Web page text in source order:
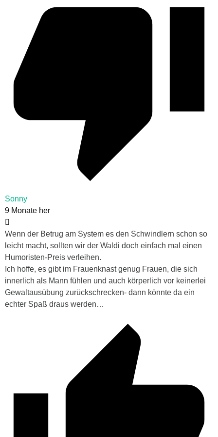
Sonny
9 Monate her
Wenn der Betrug am System es den Schwindlern schon so
leicht macht, sollten wir der Waldi doch einfach mal einen
Humoristen-Preis verleihen.
Ich hoffe, es gibt im Frauenknast genug Frauen, die sich
innerlich als Mann fühlen und auch körperlich vor keinerlei
Gewaltausübung zurückschrecken- dann könnte da ein
echter Spaß draus werden…